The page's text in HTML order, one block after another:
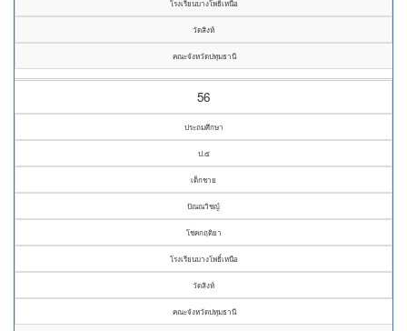
โรงเรียนบางโพธิ์เหนือ
วัดสิงห์
คณะจังหวัดปทุมธานี
56
ประถมศึกษา
ป.๕
เด็กชาย
ปัณณวิชญ์
โชคกฤติยา
โรงเรียนบางโพธิ์เหนือ
วัดสิงห์
คณะจังหวัดปทุมธานี